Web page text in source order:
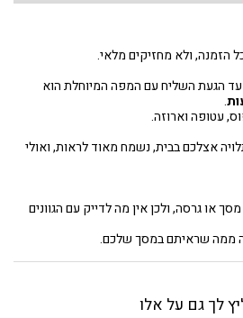
הזמנה, ולא מחזיקים מלאי.
עד הגעת השליח עם המפה המיוחלת הוא
.
עטופה וארוזה.
אצלכם בבית, נשמח מאוד לראות, ואולי
או גרסה, ולכן אין מה לדייק עם הגוונים
ממה שראיתם במסך שלכם.
לך גם על אלו